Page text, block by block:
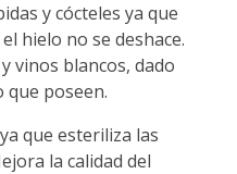
y cócteles ya que
hielo no se deshace.
vinos blancos, dado
que poseen.
que esteriliza las
la calidad del